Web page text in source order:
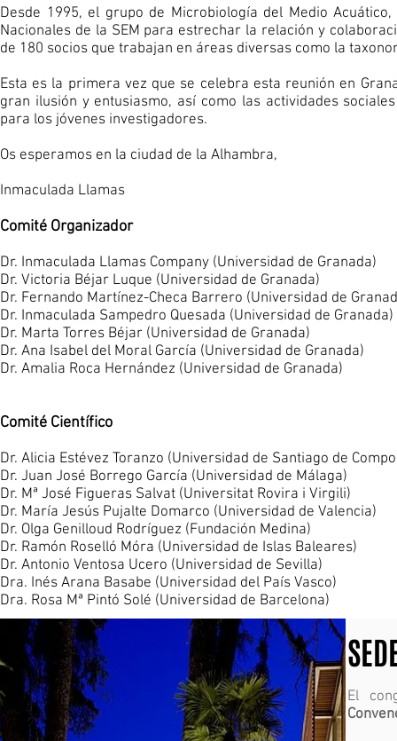
Desde 1995, el grupo de Microbiología del Medio
Nacionales de la SEM para estrechar la relación y
de 180 socios que trabajan en áreas diversas como la
Esta es la primera vez que se celebra esta reunión en
gran ilusión y entusiasmo, así como las actividades
para los jóvenes investigadores.
Os esperamos en la ciudad de la Alhambra,
Inmaculada Llamas
Comité Organizador
Dr. Inmaculada Llamas Company (Universidad de Granada)
Dr. Victoria Béjar Luque (Universidad de Granada)
Dr. Fernando Martínez-Checa Barrero (Universidad de
Dr. Inmaculada Sampedro Quesada (Universidad de Granada)
Dr. Marta Torres Béjar (Universidad de Granada)
Dr. Ana Isabel del Moral García (Universidad de Granada)
Dr. Amalia Roca Hernández (Universidad de Granada)
Comité Científico
Dr. Alicia Estévez Toranzo (Universidad de Santiago de
Dr. Juan José Borrego García (Universidad de Málaga)
Dr. Mª José Figueras Salvat (Universitat Rovira i Virgili)
Dr. María Jesús Pujalte Domarco (Universidad de Valencia)
Dr. Olga Genilloud Rodríguez (Fundación Medina)
Dr. Ramón Roselló Móra (Universidad de Islas Baleares)
Dr. Antonio Ventosa Ucero (Universidad de Sevilla)
Dra. Inés Arana Basabe (Universidad del País Vasco)
Dra. Rosa Mª Pintó Solé (Universidad de Barcelona)
El